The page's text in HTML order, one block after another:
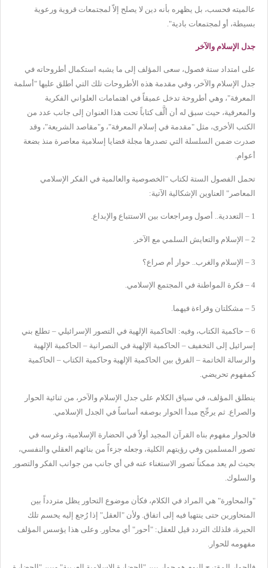
عالميته فحسب، بل يظهره بأنه دين لا يصلح إلاّ لمجتمعات قروية ورعوية
بسيطة، أو لمجتمعات بادية".
جدل الإسلام والآخر
على امتداد ستة فصول، سعى المؤلف إلى ما يشبه استكمال أطروحاته في
جدل الإسلام والآخر، وفي مقدمة هذه الأطروحات تلك التي أطلق عليها "أسلمة
المعرفة"، وهي أطروحة تدخل عميقاً في اهتمامات العلواني الفكرية
والمعرفية، حيث سبق له أن ألَّف كتاباً تحت هذا العنوان إلى جانب عدد من
الكتب الأخرى، مثل "مقدمة في إسلام المعرفة"، و"مقاصد الشريعة"، وقد
صدرت ضمن السلسلة التي تصدرها مجلة قضايا إسلامية معاصرة منذ بضعة
أعوام.
تحمل الفصول الستة لكتاب "الخصوصية والعالمية في الفكر الإسلامي
المعاصر" العناوين الإشكالية الآتية:
1 – التعددية.. أصول ومراجعات بين الاستتباع والإبداع.
2 – الإسلام والتعايش السلمي مع الآخر.
3 – الإسلام والغرب.. حوار أم صراع؟
4 – فكرة المواطنة في المجتمع الإسلامي.
5 – مشكلتان وقراءة فيهما.
6 – حاكمية الكتاب، وفيه: الحاكمية الإلهية في التصور الإسرائيلي – تطلع بني
إسرائيل إلى التخفيف – الحاكمية الإلهية في النصرانية – الحاكمية الإلهية
والرسالة الخاتمة – الفرق بين الحاكمية الإلهية وحاكمية الكتاب – الحاكمية
كمفهوم تحريضي.
ينطلق المؤلف، في سياق الكلام على جدل الإسلام والآخر، من ثنائية الحوار
والصراع. ثم يرجِّح مبدأ الحوار بوصفه أساساً في الجدل الإسلامي.
فالحوار مفهوم بناه القرآن المجيد أولاً في الحضارة الإسلامية، وغرسه في
تصور المسلمين وفي رؤيتهم الكلية، وجعله جزءاً من بنائهم العقلي والنفسي،
بحيث لم يعد ممكناً تصور الاستغناء عنه في أي جانب من جوانب الفكر والتصور
والسلوك.
"والمحاورة" هي المراد في الكلام، فكأن موضوع التحاور يظل متردداً بين
المتحاورين حتى ينتهيا فيه إلى اتفاق. ولأن "العقل" إذا رُجع إليه يحسم تلك
الحيرة، فلذلك التردد قيل للعقل: "أحور" أي محاور. وعلى هذا يؤسس المؤلف
مفهومه للحوار.